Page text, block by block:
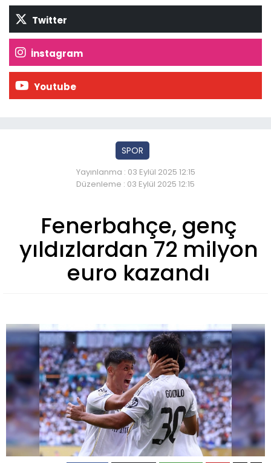
Twitter
İnstagram
Youtube
SPOR
Yayınlanma : 03 Eylül 2025 12:15
Düzenleme : 03 Eylül 2025 12:15
Fenerbahçe, genç
yıldızlardan 72 milyon
euro kazandı